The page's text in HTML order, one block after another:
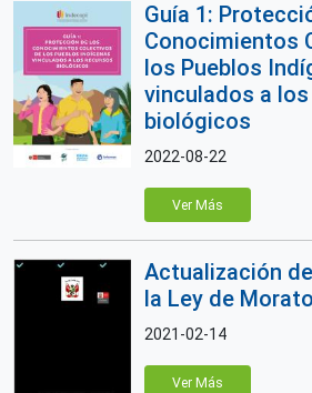
Guía 1:
Conocimientos
los Pueblos
vinculados a
biológicos
2022-08-22
Ver Más
Actualización
la Ley de
2021-02-14
Ver Más